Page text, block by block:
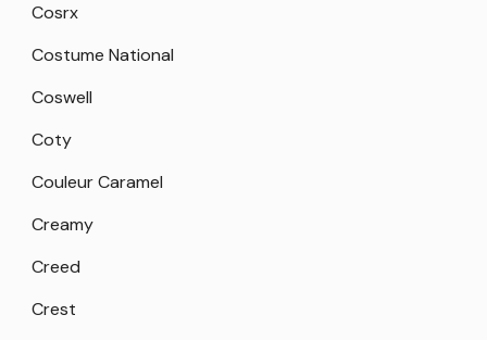
Cosrx
Costume National
Coswell
Coty
Couleur Caramel
Creamy
Creed
Crest